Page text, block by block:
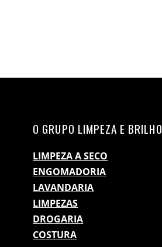
O GRUPO LIMPEZA E BRILHO
LIMPEZA A SECO
ENGOMADORIA
LAVANDARIA
LIMPEZAS
DROGARIA
COSTURA